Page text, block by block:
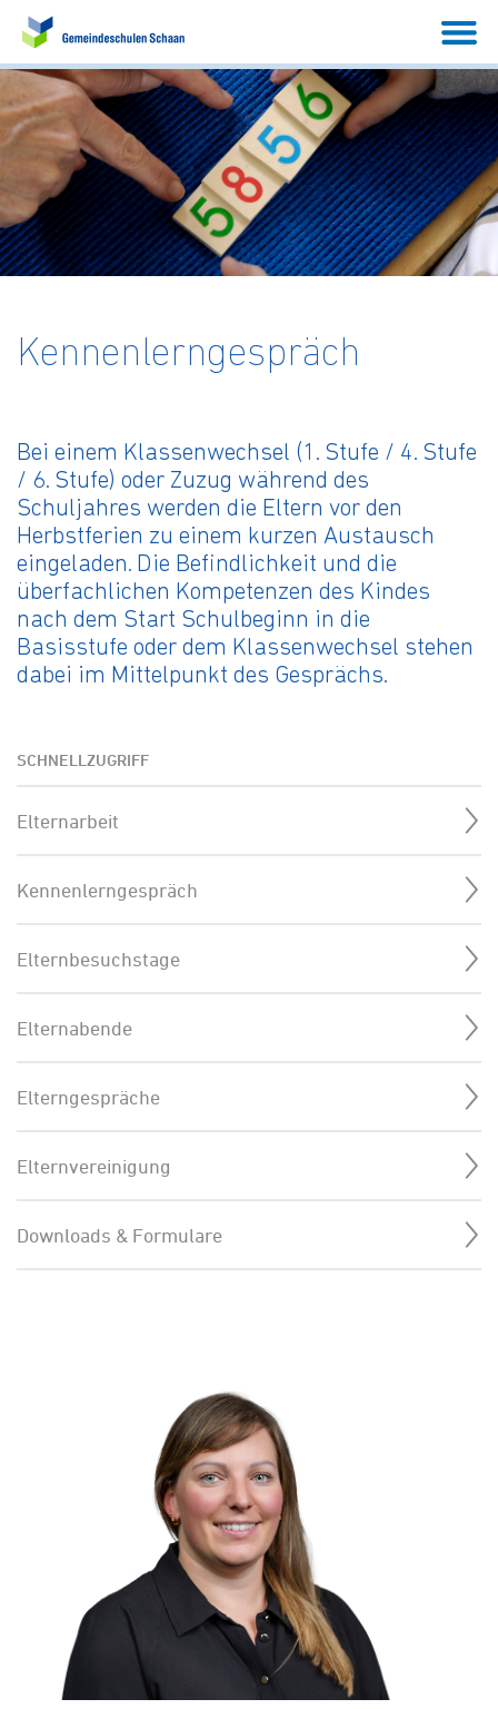
Kennenlerngespräch
Bei einem Klassenwechsel (1. Stufe / 4. Stufe
/ 6. Stufe) oder Zuzug während des
Schuljahres werden die Eltern vor den
Herbstferien zu einem kurzen Austausch
eingeladen. Die Befindlichkeit und die
überfachlichen Kompetenzen des Kindes
nach dem Start Schulbeginn in die
Basisstufe oder dem Klassenwechsel stehen
dabei im Mittelpunkt des Gesprächs.
SCHNELLZUGRIFF
Elternarbeit
Kennenlerngespräch
Elternbesuchstage
Elternabende
Elterngespräche
Elternvereinigung
Downloads & Formulare